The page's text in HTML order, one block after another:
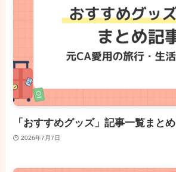
「おすすめグッズ」記事一覧まとめ
2026年7月7日